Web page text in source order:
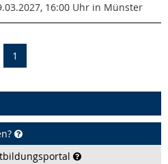
16:00 Uhr in Münster
1